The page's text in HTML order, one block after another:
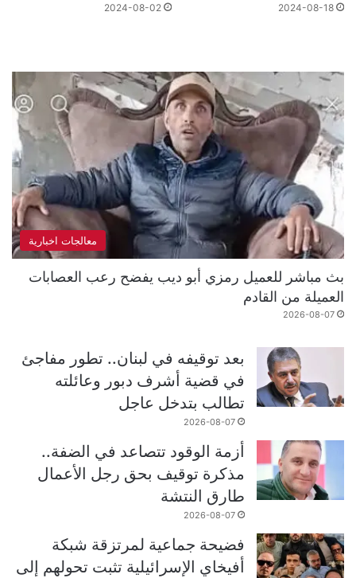
2024-08-18
2024-08-02
معالجات اخبارية
بث مباشر للعميل رمزي أبو ديب يفضح رعب العصابات
العميلة من القادم
2026-08-07
بعد توقيفه في لبنان.. تطور مفاجئ
في قضية أشرف دبور وعائلته
تطالب بتدخل عاجل
2026-08-07
أزمة الوقود تتصاعد في الضفة..
مذكرة توقيف بحق رجل الأعمال
طارق النتشة
2026-08-07
فضيحة جماعية لمرتزقة شبكة
أفيخاي الإسرائيلية تثبت تحولهم إلى